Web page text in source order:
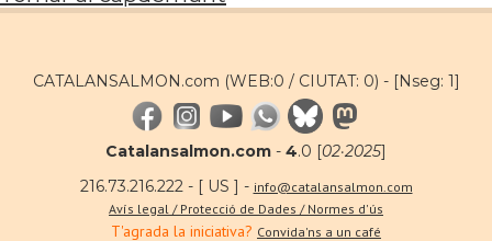
CATALANSALMON.com (WEB:0 / CIUTAT: 0) - [Nseg: 1]
Catalansalmon.com - 4.0 [02·2025]
216.73.216.222 - [ US ] - info@catalansalmon.com
Avís legal / Protecció de Dades / Normes d'ús
T'agrada la iniciativa? Convida'ns a un café